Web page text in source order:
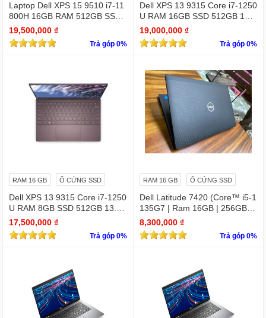
Laptop Dell XPS 15 9510 i7-11
800H 16GB RAM 512GB SSD
RTX 3050 15.6 inches 4K Touc
hscreen
19,500,000 ₫
Trả góp 0%
Dell XPS 13 9315 Core i7-1250
U RAM 16GB SSD 512GB 13.
4" 4K Touchscreen
19,000,000 ₫
Trả góp 0%
RAM 16 GB Ổ CỨNG SSD
Dell XPS 13 9315 Core i7-1250
U RAM 8GB SSD 512GB 13.4"
4K Touchscreen
17,500,000 ₫
Trả góp 0%
RAM 16 GB Ổ CỨNG SSD
Dell Latitude 7420 (Core™ i5-1
135G7 | Ram 16GB | 256GB S
SD | 14.0inch FHD)
8,300,000 ₫
Trả góp 0%